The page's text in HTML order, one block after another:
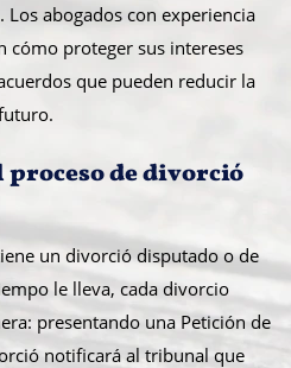
abogados con experiencia
cómo proteger sus intereses
que pueden reducir la
proceso de divorció
un divorció disputado o de
le lleva, cada divorcio
presentando una Petición de
notificará al tribunal que